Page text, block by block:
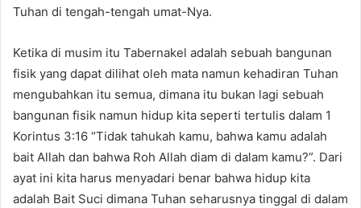
Tuhan di tengah-tengah umat-Nya.
Ketika di musim itu Tabernakel adalah sebuah bangunan
fisik yang dapat dilihat oleh mata namun kehadiran Tuhan
mengubahkan itu semua, dimana itu bukan lagi sebuah
bangunan fisik namun hidup kita seperti tertulis dalam 1
Korintus 3:16 “Tidak tahukah kamu, bahwa kamu adalah
bait Allah dan bahwa Roh Allah diam di dalam kamu?”. Dari
ayat ini kita harus menyadari benar bahwa hidup kita
adalah Bait Suci dimana Tuhan seharusnya tinggal di dalam